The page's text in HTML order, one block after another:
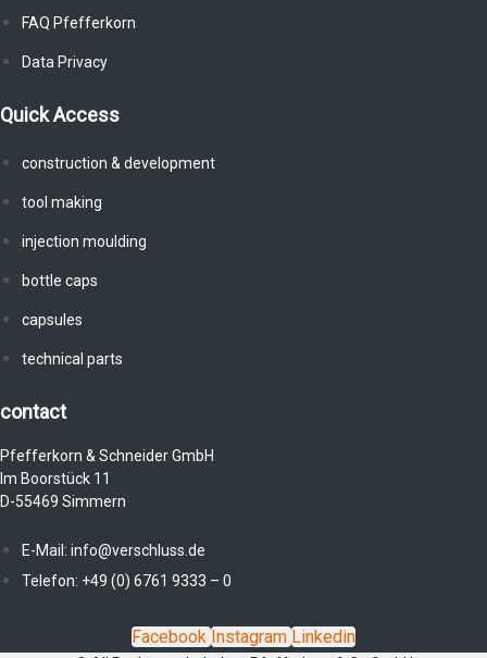
FAQ Pfefferkorn
Data Privacy
Quick Access
construction & development
tool making
injection moulding
bottle caps
capsules
technical parts
contact
Pfefferkorn & Schneider GmbH
Im Boorstück 11
D-55469 Simmern
E-Mail: info@verschluss.de
Telefon: +49 (0) 6761 9333 – 0
Facebook Instagram Linkedin